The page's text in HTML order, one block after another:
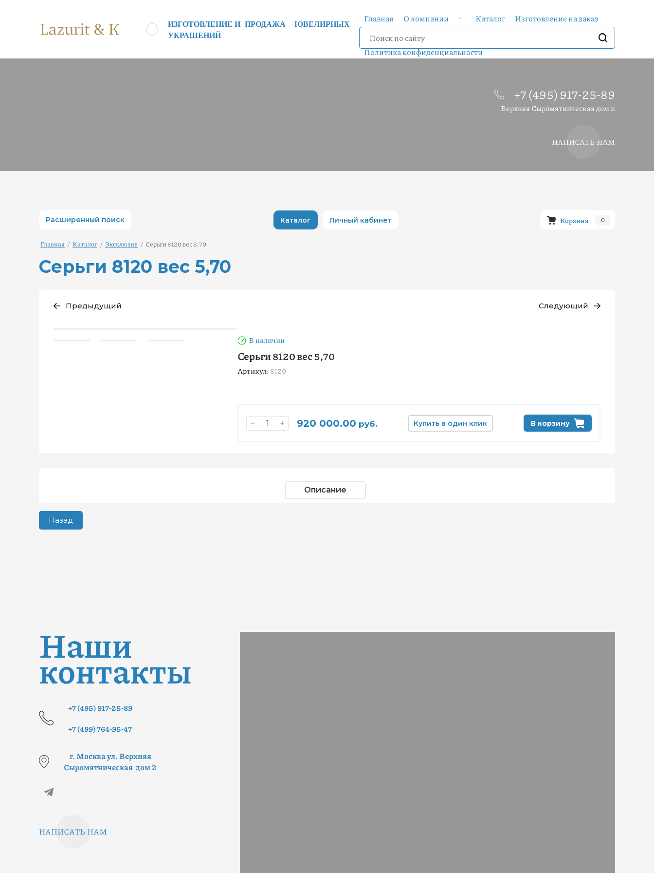
ИЗГОТОВЛЕНИЕ И ПРОДАЖА ЮВЕЛИРНЫХ
УКРАШЕНИЙ
Главная О компании Каталог
Изготовление на заказ
Фотогалерея
Акции
Политика конфиденциальности
+7 (495) 917-25-89
Верхняя Сыромятническая дом 2
НАПИСАТЬ НАМ
Расширенный поиск Каталог Личный кабинет Корзина 0
Главная / Каталог / Эксклюзив / Серьги 8120 вес 5,70
Серьги 8120 вес 5,70
Предыдущий Следующий
В наличии
Серьги 8120 вес 5,70
Артикул: 8120
− + 920 000.00 руб. В корзину
Купить в один клик
Описание
Назад
Наши
контакты
+7 (495) 917-25-89
+7 (499) 764-95-47
г. Москва ул. Верхняя
Сыромятническая дом 2
НАПИСАТЬ НАМ